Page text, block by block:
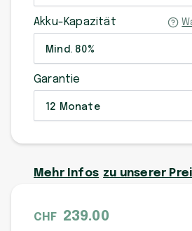
Akku-Kapazität
Mind. 80%
Garantie
12 Monate
Mehr Infos zu unserer
CHF 239.00